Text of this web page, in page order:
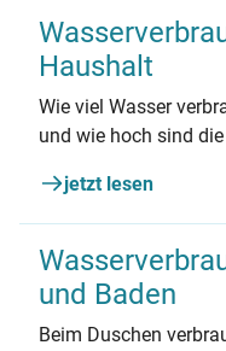
Haushalt
Wie viel Wasser
und wie hoch sind
Sparen.
jetzt lesen
und Baden
Beim Duschen